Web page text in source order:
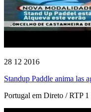
28 12 2016
Standup Paddle anima las
Portugal em Direto / RTP 1